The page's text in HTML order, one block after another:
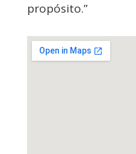
propósito.”